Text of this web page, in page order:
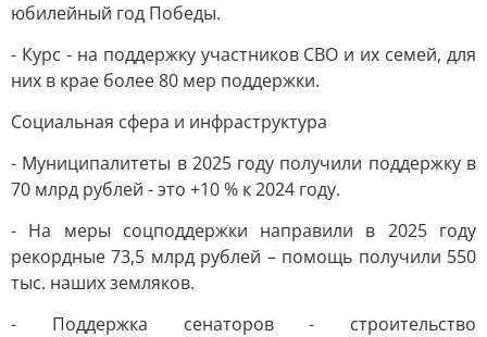
юбилейный год Победы.
- Курс - на поддержку участников СВО и их семей, для
них в крае более 80 мер поддержки.
Социальная сфера и инфраструктура
- Муниципалитеты в 2025 году получили поддержку в
70 млрд рублей - это +10 % к 2024 году.
- На меры соцподдержки направили в 2025 году
рекордные 73,5 млрд рублей – помощь получили 550
тыс. наших земляков.
- Поддержка сенаторов - строительство